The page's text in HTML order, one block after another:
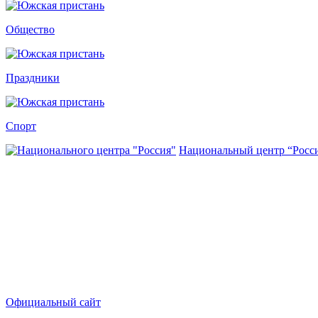
Общество
Праздники
Спорт
Национальный центр
Официальный сайт